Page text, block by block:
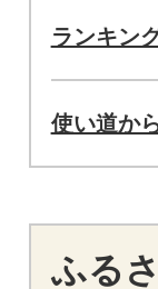
ランキン
使い道か
ふる